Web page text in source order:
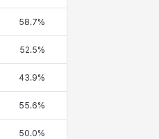
58.7%
52.5%
43.9%
55.6%
50.0%